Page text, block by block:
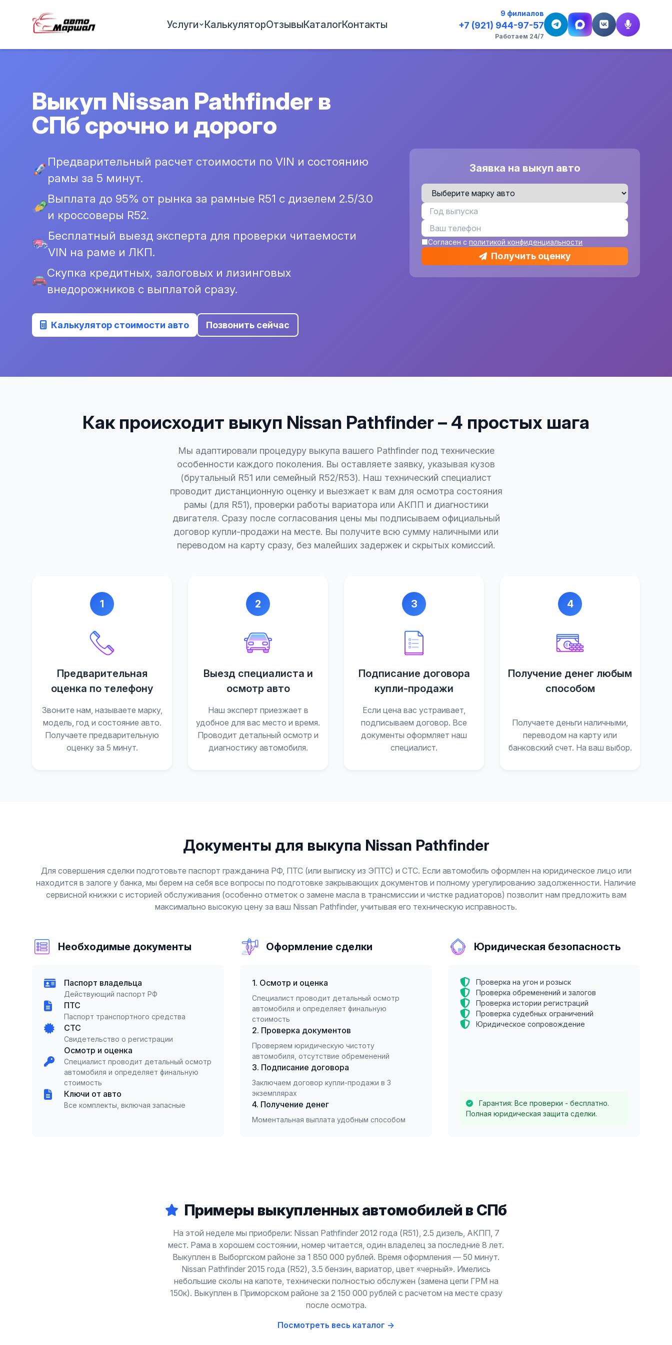
Услуги КалькуляторОтзывыКаталогКонтакты
9 филиалов
+7 (921) 944-97-57
Работаем 24/7
Выкуп Nissan Pathfinder в
СПб срочно и дорого
Предварительный расчет стоимости по VIN и состоянию
рамы за 5 минут.
Выплата до 95% от рынка за рамные R51 с дизелем 2.5/3.0
и кроссоверы R52.
Бесплатный выезд эксперта для проверки читаемости
VIN на раме и ЛКП.
Скупка кредитных, залоговых и лизинговых
внедорожников с выплатой сразу.
Калькулятор стоимости авто Позвонить сейчас
Заявка на выкуп авто
Согласен сполитикой конфиденциальности
Получить оценку
Как происходит выкуп Nissan Pathfinder – 4 простых шага
Мы адаптировали процедуру выкупа вашего Pathfinder под технические
особенности каждого поколения. Вы оставляете заявку, указывая кузов
(брутальный R51 или семейный R52/R53). Наш технический специалист
проводит дистанционную оценку и выезжает к вам для осмотра состояния
рамы (для R51), проверки работы вариатора или АКПП и диагностики
двигателя. Сразу после согласования цены мы подписываем официальный
договор купли-продажи на месте. Вы получите всю сумму наличными или
переводом на карту сразу, без малейших задержек и скрытых комиссий.
1
Предварительная
оценка по телефону
Звоните нам, называете марку,
модель, год и состояние авто.
Получаете предварительную
оценку за 5 минут.
2
Выезд специалиста и
осмотр авто
Наш эксперт приезжает в
удобное для вас место и время.
Проводит детальный осмотр и
диагностику автомобиля.
3
Подписание договора
купли-продажи
Если цена вас устраивает,
подписываем договор. Все
документы оформляет наш
специалист.
4
Получение денег любым
способом
Получаете деньги наличными,
переводом на карту или
банковский счет. На ваш выбор.
Документы для выкупа Nissan Pathfinder
Для совершения сделки подготовьте паспорт гражданина РФ, ПТС (или выписку из ЭПТС) и СТС. Если автомобиль оформлен на юридическое лицо или
находится в залоге у банка, мы берем на себя все вопросы по подготовке закрывающих документов и полному урегулированию задолженности. Наличие
сервисной книжки с историей обслуживания (особенно отметок о замене масла в трансмиссии и чистке радиаторов) позволит нам предложить вам
максимально высокую цену за ваш Nissan Pathfinder, учитывая его техническую исправность.
Необходимые документы
Паспорт владельца
Действующий паспорт РФ
ПТС
Паспорт транспортного средства
СТС
Свидетельство о регистрации
Осмотр и оценка
Специалист проводит детальный осмотр
автомобиля и определяет финальную
стоимость
Ключи от авто
Все комплекты, включая запасные
Оформление сделки
1. Осмотр и оценка
Специалист проводит детальный осмотр
автомобиля и определяет финальную
стоимость
2. Проверка документов
Проверяем юридическую чистоту
автомобиля, отсутствие обременений
3. Подписание договора
Заключаем договор купли-продажи в 3
экземплярах
4. Получение денег
Моментальная выплата удобным способом
Юридическая безопасность
Проверка на угон и розыск
Проверка обременений и залогов
Проверка истории регистраций
Проверка судебных ограничений
Юридическое сопровождение
Гарантия: Все проверки - бесплатно.
Полная юридическая защита сделки.
Примеры выкупленных автомобилей в СПб
На этой неделе мы приобрели: Nissan Pathfinder 2012 года (R51), 2.5 дизель, АКПП, 7
мест. Рама в хорошем состоянии, номер читается, один владелец за последние 8 лет.
Выкуплен в Выборгском районе за 1 850 000 рублей. Время оформления — 50 минут.
Nissan Pathfinder 2015 года (R52), 3.5 бензин, вариатор, цвет «черный». Имелись
небольшие сколы на капоте, технически полностью обслужен (замена цепи ГРМ на
150к). Выкуплен в Приморском районе за 2 150 000 рублей с расчетом на месте сразу
после осмотра.
Посмотреть весь каталог →